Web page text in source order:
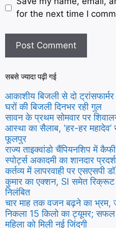
for the next time I
सबसे ज्यादा पढ़ी गई
आकाशीय बिजली से दो
घरों की बिजली दिनभर रही गुल
सावन के प्रथम सोमवार पर
आस्था का सैलाब, ‘हर-हर महादेव’
फूलपुर
राज्य ताइक्वांडो चैंपियनशिप में
स्पोर्ट्स अकादमी का शानदार
कर्तव्य में लापरवाही पर एसएसपी
कुमार का एक्शन, SI समेत रिक्रूट
निलंबित
चार माह तक वजन बढ़ने का भ्रम,
निकला 15 किलो का ट्यूमर;
महिला को मिली नई जिंदगी